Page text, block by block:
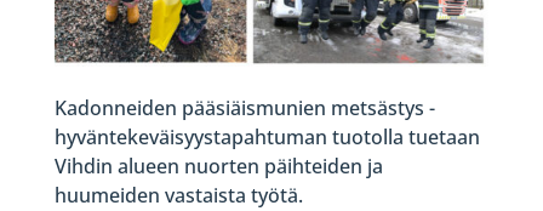
Kadonneiden pääsiäismunien metsästys -
hyväntekeväisyystapahtuman tuotolla tuetaan
Vihdin alueen nuorten päihteiden ja
huumeiden vastaista työtä.